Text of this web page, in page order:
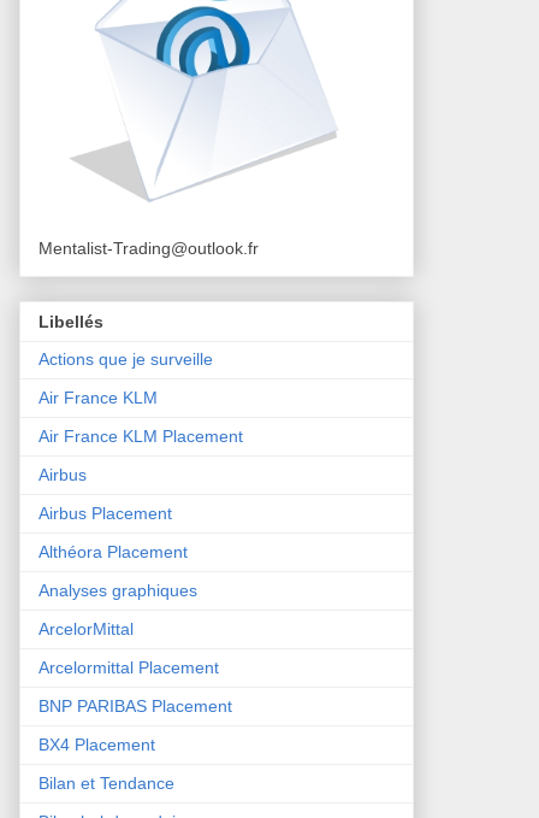
Mentalist-Trading@outlook.fr
Libellés
Actions que je surveille
Air France KLM
Air France KLM Placement
Airbus
Airbus Placement
Althéora Placement
Analyses graphiques
ArcelorMittal
Arcelormittal Placement
BNP PARIBAS Placement
BX4 Placement
Bilan et Tendance